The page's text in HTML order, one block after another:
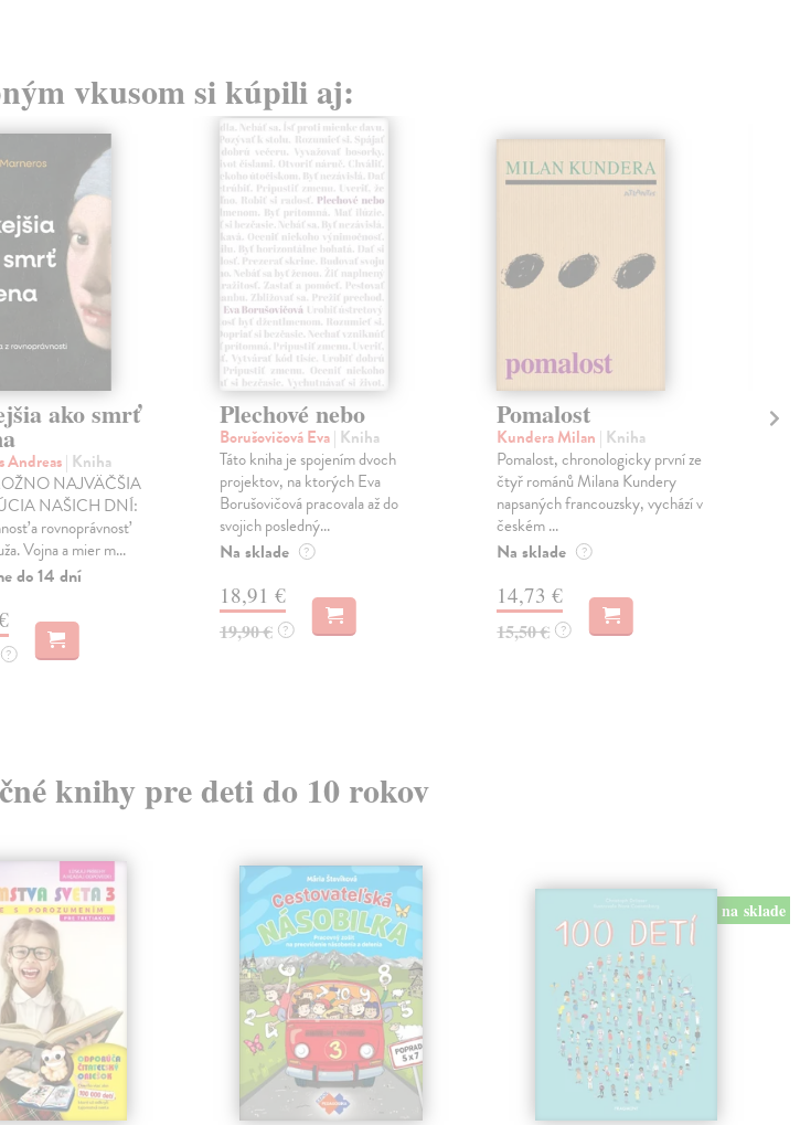
vkusom si kúpili aj:
ako smrť
Andreas| Kniha
NAJVÄČŠIA
NAŠICH DNÍ:
a rovnoprávnosť
Vojna a mier m...
do 14 dní
?
Plechové nebo
Borušovičová Eva| Kniha
Táto kniha je spojením dvoch
projektov, na ktorých Eva
Borušovičová pracovala až do
svojich posledný...
Na sklade ?
18,91 €
19,90 € ?
Pomalost
Kundera Milan | Kniha
Pomalost, chronologicky první ze
čtyř románů Milana Kundery
napsaných francouzsky, vychází v
českém ...
Na sklade ?
14,73 €
15,50 € ?
knihy pre deti do 10 rokov
na sklade